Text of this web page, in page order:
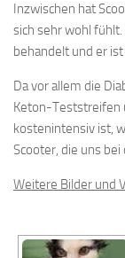
Inzwischen hat
sich sehr wohl
behandelt und er
Da vor allem die
Keton-Teststreifen
kostenintensiv ist,
Scooter, die uns
Weitere Bilder und